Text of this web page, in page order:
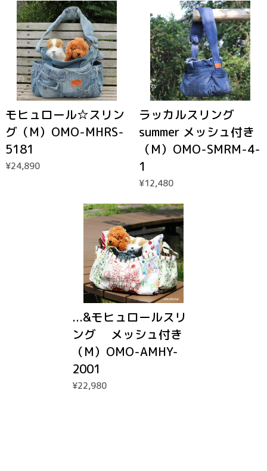
モヒュロール☆スリン
グ（M）OMO-MHRS-
5181
¥24,890
ラッカルスリング
summer メッシュ付き
（M）OMO-SMRM-4-
1
¥12,480
...&モヒュロールスリ
ング メッシュ付き
（M）OMO-AMHY-
2001
¥22,980